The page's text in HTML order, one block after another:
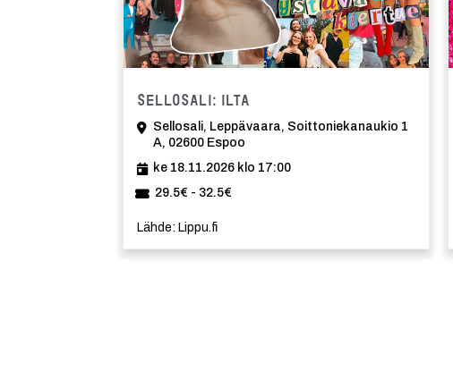
Sellosali: Ilta
Sellosali, Leppävaara, Soittoniekanaukio 1
A, 02600 Espoo
ke 18.11.2026 klo 17:00
29.5€ - 32.5€
Lähde: Lippu.fi